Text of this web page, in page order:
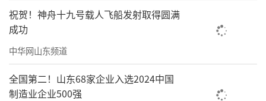
祝贺！神舟十九号载人飞船发射取得圆满
成功
中华网山东频道
全国第二！山东68家企业入选2024中国
制造业企业500强